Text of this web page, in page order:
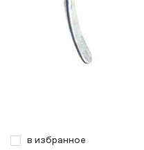
в избранное